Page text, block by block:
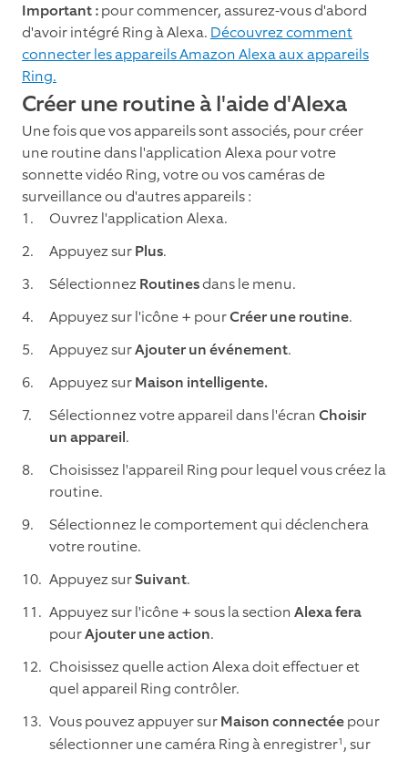
Important :pour commencer, assurez-vous d'abord
d'avoir intégré Ring à Alexa. Découvrez comment
connecter les appareils Amazon Alexa aux appareils
Ring.
Créer une routine à l'aide d'Alexa
Une fois que vos appareils sont associés, pour créer
une routine dans l'application Alexa pour votre
sonnette vidéo Ring, votre ou vos caméras de
surveillance ou d'autres appareils :
Ouvrez l'application Alexa.
Appuyez surPlus.
Sélectionnez Routinesdans le menu.
Appuyez sur l'icône+ pourCréer une routine.
Appuyez surAjouter un événement.
Appuyez surMaison intelligente.
Sélectionnez votre appareil dans l'écran Choisir
un appareil.
Choisissez l'appareil Ring pour lequel vous créez la
routine.
Sélectionnez le comportement qui déclenchera
votre routine.
Appuyez surSuivant.
Appuyez sur l'icône+sous la section Alexa fera
pourAjouter une action.
Choisissez quelle action Alexa doit effectuer et
quel appareil Ring contrôler.
Vous pouvez appuyer surMaison connectéepour
sélectionner une caméra Ring à enregistrer1 , sur